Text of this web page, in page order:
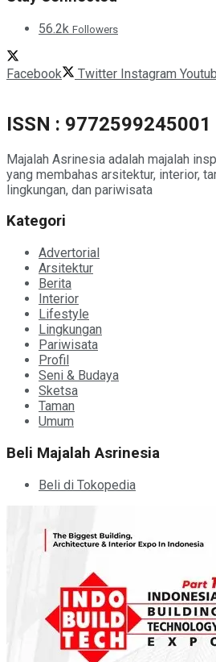
56.2k Followers
Facebook Twitter Instagram
ISSN : 9772599245001
Majalah Asrinesia adalah majalah
yang membahas arsitektur, interior,
lingkungan, dan pariwisata
Kategori
Advertorial
Arsitektur
Berita
Interior
Lifestyle
Lingkungan
Pariwisata
Profil
Seni & Budaya
Sketsa
Taman
Umum
Beli Majalah Asrinesia
Beli di Tokopedia